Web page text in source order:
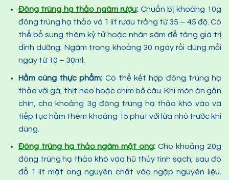
Đông trùng hạ thảo ngâm rượu: Chuẩn bị khoảng 10g
đông trùng hạ thảo và 1 lít rượu trắng từ 35 – 45 độ. Có
thể bổ sung thêm kỷ tử hoặc nhân sâm để tăng giá trị
dinh dưỡng. Ngâm trong khoảng 30 ngày rồi dùng mỗi
ngày từ 10 – 30ml.
Hầm cùng thực phẩm: Có thể kết hợp đông trùng hạ
thảo với gà, thịt heo hoặc chim bồ câu. Khi món ăn gần
chín, cho khoảng 3g đông trùng hạ thảo khô vào và
tiếp tục hầm thêm khoảng 15 phút với lửa nhỏ trước khi
dùng.
Đông trùng hạ thảo ngâm mật ong:Cho khoảng 20g
đông trùng hạ thảo khô vào hũ thủy tinh sạch, sau đó
đổ 1 lít mật ong nguyên chất vào ngập nguyên liệu.